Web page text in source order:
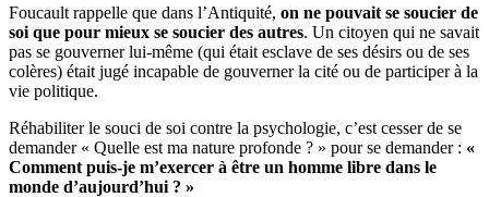
Foucault rappelle que dans l’Antiquité, on ne pouvait se soucier de
soi que pour mieux se soucier des autres. Un citoyen qui ne savait
pas se gouverner lui-même (qui était esclave de ses désirs ou de ses
colères) était jugé incapable de gouverner la cité ou de participer à la
vie politique.
Réhabiliter le souci de soi contre la psychologie, c’est cesser de se
demander « Quelle est ma nature profonde ? » pour se demander : «
Comment puis-je m’exercer à être un homme libre dans le
monde d’aujourd’hui ? »